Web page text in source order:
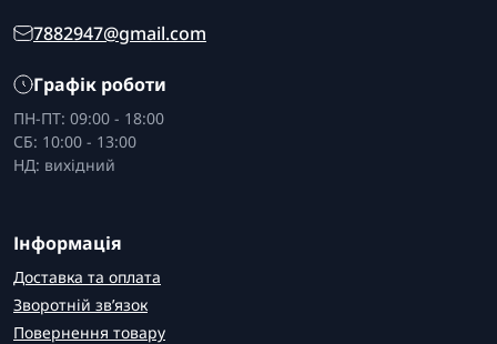
7882947@gmail.com
Графік роботи
ПН-ПТ: 09:00 - 18:00
СБ: 10:00 - 13:00
НД: вихідний
Інформація
Доставка та оплата
Зворотній зв’язок
Повернення товару